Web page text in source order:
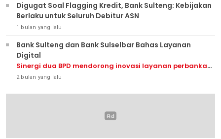
Digugat Soal Flagging Kredit, Bank Sulteng: Kebijakan
Berlaku untuk Seluruh Debitur ASN
1 bulan yang lalu
Bank Sulteng dan Bank Sulselbar Bahas Layanan
Digital
Sinergi dua BPD mendorong inovasi layanan perbankan
digital.
2 bulan yang lalu